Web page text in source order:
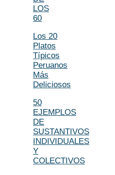
LOS
60
Los 20
Platos
Típicos
Peruanos
Más
Deliciosos
50
EJEMPLOS
DE
SUSTANTIVOS
INDIVIDUALES
Y
COLECTIVOS